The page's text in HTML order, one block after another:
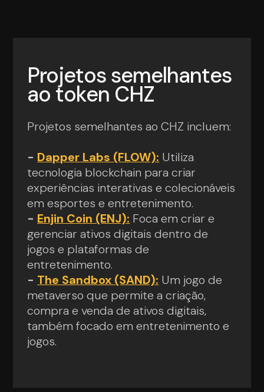
Projetos semelhantes
ao token CHZ
Projetos semelhantes ao CHZ incluem:
- Dapper Labs (FLOW): Utiliza
tecnologia blockchain para criar
experiências interativas e colecionáveis
em esportes e entretenimento.
- Enjin Coin (ENJ): Foca em criar e
gerenciar ativos digitais dentro de
jogos e plataformas de
entretenimento.
- The Sandbox (SAND): Um jogo de
metaverso que permite a criação,
compra e venda de ativos digitais,
também focado em entretenimento e
jogos.